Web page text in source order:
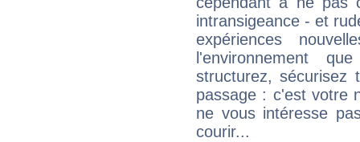
intransigeance - et
expériences
l'environnement
structurez, sécurisez
passage : c'est votre
ne vous intéresse
courir...